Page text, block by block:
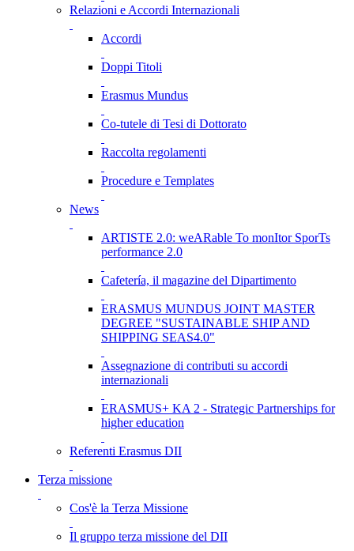
Relazioni e Accordi Internazionali
Accordi
Doppi Titoli
Erasmus Mundus
Co-tutele di Tesi di Dottorato
Raccolta regolamenti
Procedure e Templates
News
ARTISTE 2.0: weARable To monItor SporTs
performance 2.0
Cafetería, il magazine del Dipartimento
ERASMUS MUNDUS JOINT MASTER
DEGREE "SUSTAINABLE SHIP AND
SHIPPING SEAS4.0"
Assegnazione di contributi su accordi
internazionali
ERASMUS+ KA 2 - Strategic Partnerships for
higher education
Referenti Erasmus DII
Terza missione
Cos'è la Terza Missione
Il gruppo terza missione del DII